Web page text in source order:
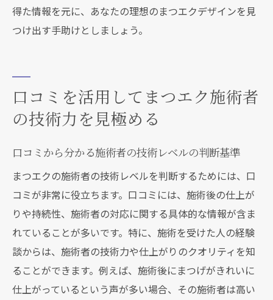
得た情報を元に、あなたの理想のまつエクデザインを見
つけ出す手助けとしましょう。
口コミを活用してまつエク施術者
の技術力を見極める
口コミから分かる施術者の技術レベルの判断基準
まつエクの施術者の技術レベルを判断するためには、口
コミが非常に役立ちます。口コミには、施術後の仕上が
りや持続性、施術者の対応に関する具体的な情報が含ま
れていることが多いです。特に、施術を受けた人の経験
談からは、施術者の技術力や仕上がりのクオリティを知
ることができます。例えば、施術後にまつげがきれいに
仕上がっているという声が多い場合、その施術者は高い